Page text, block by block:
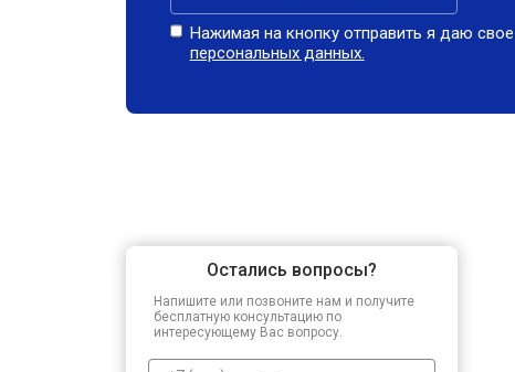
Нажимая на кнопку отправить я даю
персональных данных.
Остались вопросы?
Напишите или позвоните нам и получите
бесплатную консультацию по
интересующему Вас вопросу.